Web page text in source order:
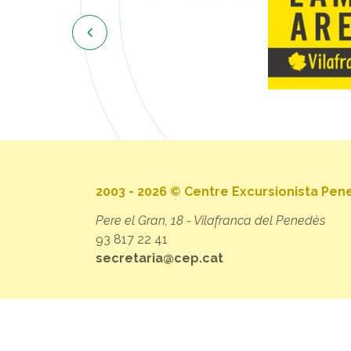

2003 - 2026 © Centre Excursionista
Pere el Gran, 18 - Vilafranca del Penedès
93 817 22 41
secretaria@cep.cat